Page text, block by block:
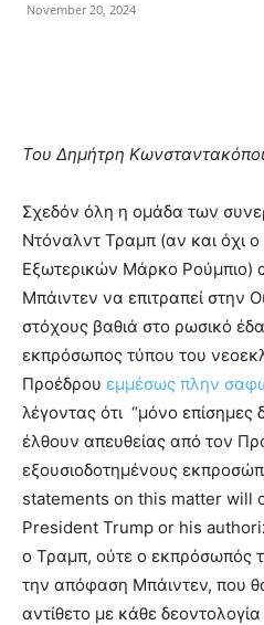
November 20, 2024
Του Δημήτρη
Σχεδόν όλη η ομάδα των
Ντόναλντ Τραμπ (αν και όχι ο
Εξωτερικών Μάρκο Ρούμπιο)
Μπάιντεν να επιτραπεί στην
στόχους βαθιά στο ρωσικό
εκπρόσωπος τύπου του
Προέδρου εμμέσως πλην
λέγοντας ότι “μόνο επίσημες
έλθουν απευθείας από τον
εξουσιοδοτημένους
statements on this matter will
President Trump or his
ο Τραμπ, ούτε ο εκπρόσωπός
την απόφαση Μπάιντεν, που
αντίθετο με κάθε